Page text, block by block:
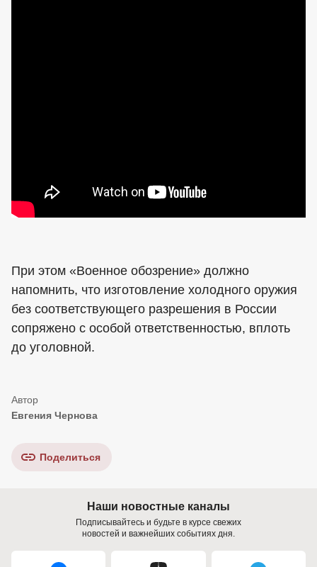
При этом «Военное обозрение» должно
напомнить, что изготовление холодного оружия
без соответствующего разрешения в России
сопряжено с особой ответственностью, вплоть
до уголовной.
Евгения Чернова
Поделиться
Наши новостные каналы
Подписывайтесь и будьте в курсе свежих
новостей и важнейших событиях дня.